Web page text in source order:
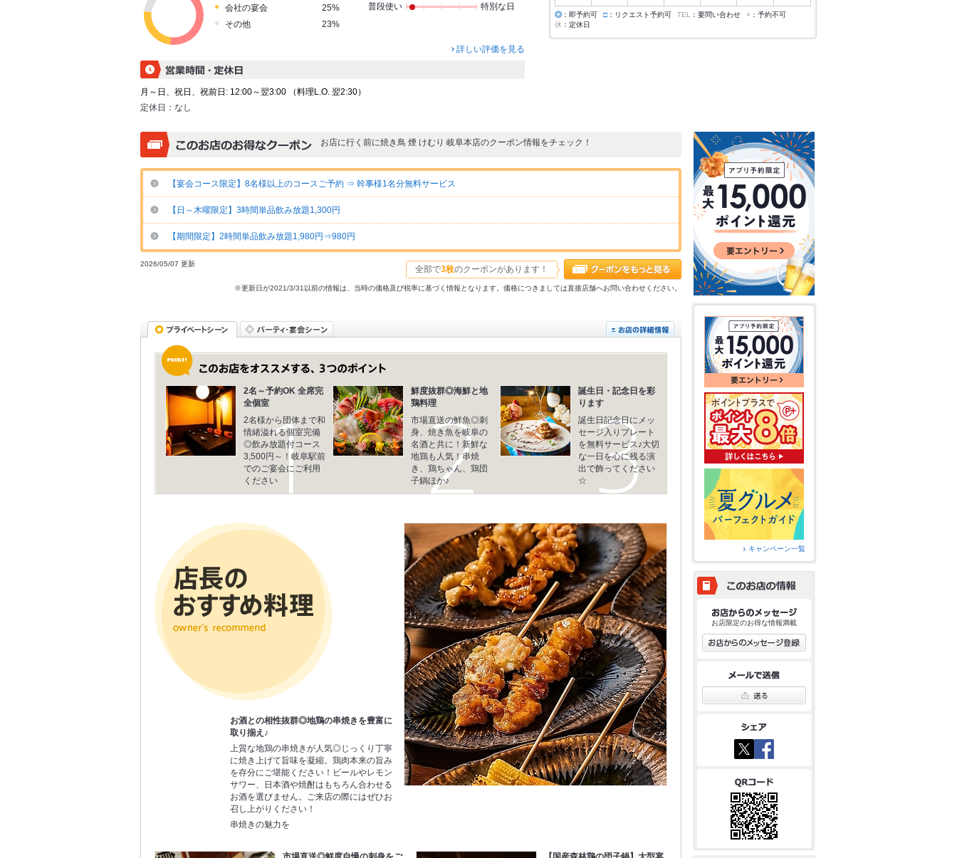
会社の宴会
25%
その他
23%
普段使い
特別な日
詳しい評価を見る
月～日、祝日、祝前日: 12:00～翌3:00 （料理L.O. 翌2:30）
定休日： なし
◎ ：即予約可 □ ：リクエスト予約可 TEL ：要問い合わせ × ：予約不可
休 ：定休日
お店に行く前に焼き鳥 煙 けむり 岐阜本店のクーポン情報をチェック！
【宴会コース限定】8名様以上のコースご予約 ⇒ 幹事様1名分無料サービス
【日～木曜限定】3時間単品飲み放題1,300円
【期間限定】2時間単品飲み放題1,980円⇒980円
全部で3枚のクーポンがあります！
2026/05/07 更新
※更新日が2021/3/31以前の情報は、当時の価格及び税率に基づく情報となります。価格につきましては直接店舗へお問い合わせください。
2名～予約OK 全席完
全個室
2名様から団体まで和
情緒溢れる個室完備
◎飲み放題付コース
3,500円～！岐阜駅前
でのご宴会にご利用
ください
鮮度抜群◎海鮮と地
鶏料理
市場直送の鮮魚◎刺
身、焼き魚を岐阜の
名酒と共に！新鮮な
地鶏も人気！串焼
き、鶏ちゃん、鶏団
子鍋ほか♪
誕生日・記念日を彩
ります
誕生日記念日にメッ
セージ入りプレート
を無料サービス♪大切
な一日を心に残る演
出で飾ってください
☆
お酒との相性抜群◎地鶏の串焼きを豊富に
取り揃え♪
上質な地鶏の串焼きが人気◎じっくり丁寧
に焼き上げて旨味を凝縮。鶏肉本来の旨み
を存分にご堪能ください！ビールやレモン
サワー、日本酒や焼酎はもちろん合わせる
お酒を選びません。ご来店の際にはぜひお
召し上がりください！
串焼きの魅力を
キャンペーン一覧
お店限定のお得な情報満載